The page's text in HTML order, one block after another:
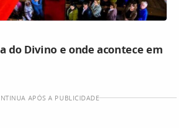
do Divino e onde acontece em
APÓS A PUBLICIDADE